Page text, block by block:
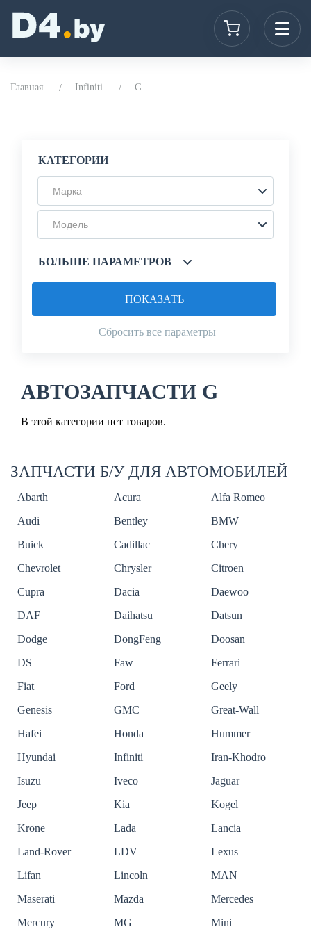
Главная Infiniti G
КАТЕГОРИИ
Марка
Модель
БОЛЬШЕ ПАРАМЕТРОВ
Сбросить все параметры
ПОКАЗАТЬ
АВТОЗАПЧАСТИ G
В этой категории нет товаров.
ЗАПЧАСТИ Б/У ДЛЯ АВТОМОБИЛЕЙ
Abarth Acura
Alfa Romeo
Audi
Bentley
BMW
Buick
Cadillac
Chery
Chevrolet
Chrysler
Citroen
Cupra
Dacia
Daewoo
DAF
Daihatsu
Datsun
Dodge
DongFeng
Doosan
DS
Faw
Ferrari
Fiat
Ford
Geely
Genesis
GMC
Great-Wall
Hafei
Honda
Hummer
Hyundai
Infiniti
Iran-Khodro
Isuzu
Iveco
Jaguar
Jeep
Kia
Kogel
Krone
Lada
Lancia
Land-Rover
LDV
Lexus
Lifan
Lincoln
MAN
Maserati
Mazda
Mercedes
Mercury
MG
Mini